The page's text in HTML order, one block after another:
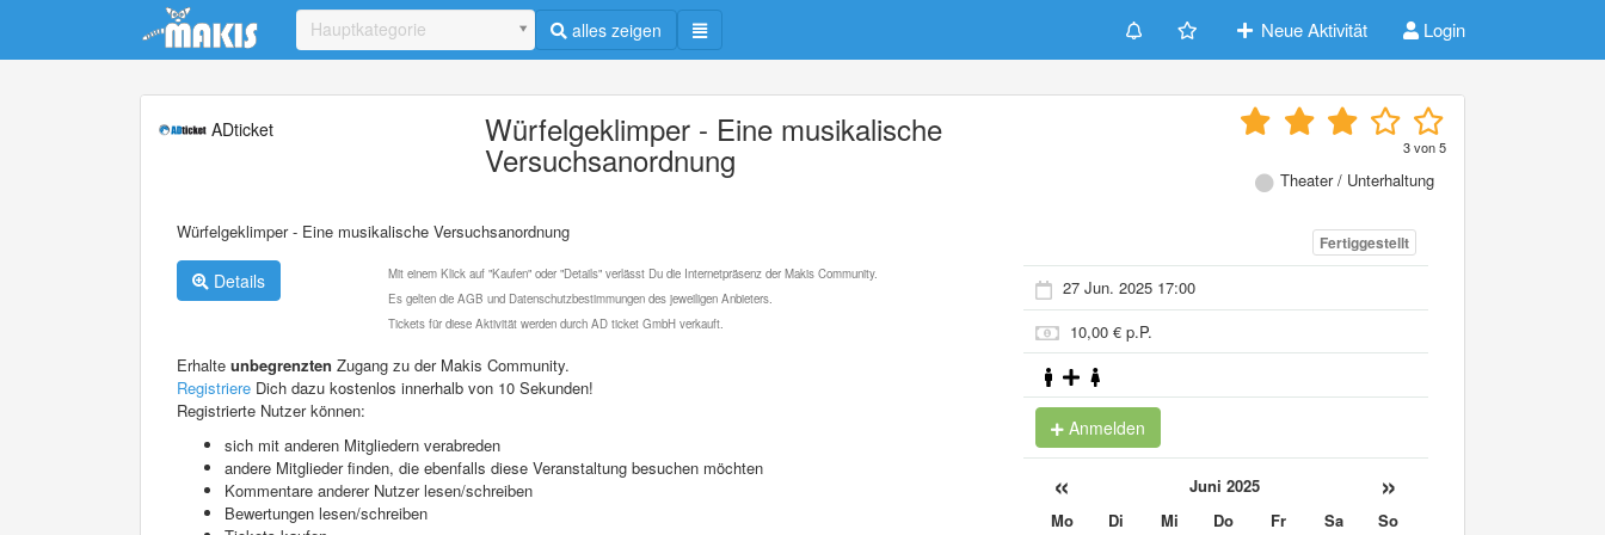
Update cookies preferences
Hauptkategorie alles zeigen Neue Aktivität Login
ADticket Würfelgeklimper - Eine musikalische
Versuchsanordnung 3von5
Theater / Unterhaltung
Würfelgeklimper - Eine musikalische Versuchsanordnung
Details
Mit einem Klick auf "Kaufen" oder "Details" verlässt Du die Internetpräsenz der Makis Community.
Es gelten die AGB und Datenschutzbestimmungen des jeweiligen Anbieters.
Tickets für diese Aktivität werden durch AD ticket GmbH verkauft.
Erhalte unbegrenzten Zugang zu der Makis Community.
Registriere Dich dazu kostenlos innerhalb von 10 Sekunden!
Registrierte Nutzer können:
sich mit anderen Mitgliedern verabreden
andere Mitglieder finden, die ebenfalls diese Veranstaltung besuchen möchten
Kommentare anderer Nutzer lesen/schreiben
Bewertungen lesen/schreiben
Fertiggestellt
27 Jun. 2025 17:00
10,00 € p.P.
Anmelden
« Juni 2025 »
Mo Di Mi Do Fr Sa
So